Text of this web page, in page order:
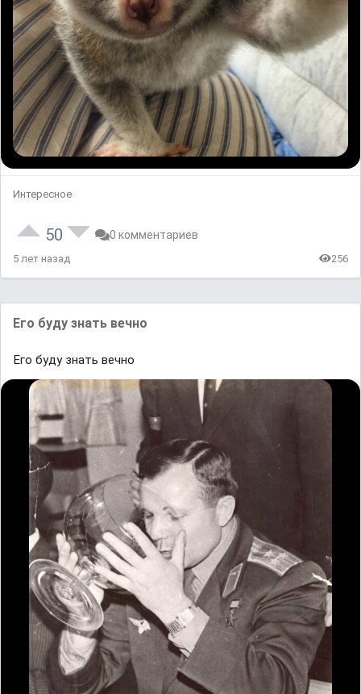
Интересное
50 0 комментариев
5 лет назад 256
Его буду знать вечно
Его буду знать вечно